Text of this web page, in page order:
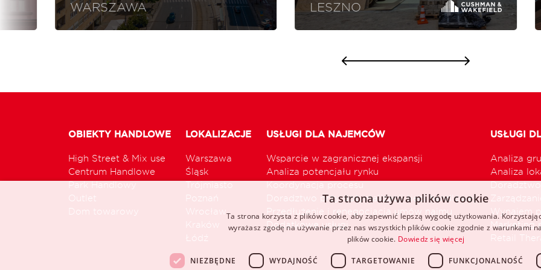
WARSZAWA LESZNO
OBIEKTY HANDLOWE
High Street & Mix use
Centrum Handlowe
Park Handlowy
Outlet
Dom towarowy
LOKALIZACJE
Warszawa
Śląsk
Trójmiasto
Poznań
Wrocław
Kraków
Łódź
USŁUGI DLA NAJEMCÓW
Wsparcie w zagranicznej ekspansji
Analiza potencjału rynku
Koordynacja procesu
Doradztwo przy optymalizacji sieci handlowej
Przedłużenie i renegocjacja umów najmu
Dodatkowe usługi
USŁUGI
Analiza
Analiza
Wynajem
Marketing
Retail
Ta strona używa plików cookie
Ta strona korzysta z plików cookie, aby zapewnić lepszą wygodę użytkowania.
wyrażasz zgodę na używanie przez nas wszystkich plików cookie zgodnie z warunkami
plików cookie. Dowiedz się więcej
NIEZBĘDNE WYDAJNOŚĆ TARGETOWANIE FUNKCJONALNOŚĆ